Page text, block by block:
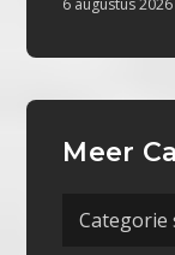
6 augustus 2026
Meer
Meer